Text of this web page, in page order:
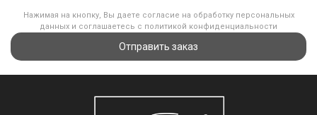
Нажимая на кнопку, Вы даете согласие на обработку персональных
данных и соглашаетесь с политикой конфиденциальности
Отправить заказ